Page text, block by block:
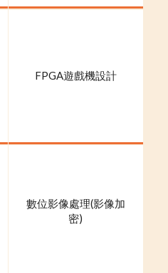
FPGA遊戲機設計
數位影像處理(影像加
密)